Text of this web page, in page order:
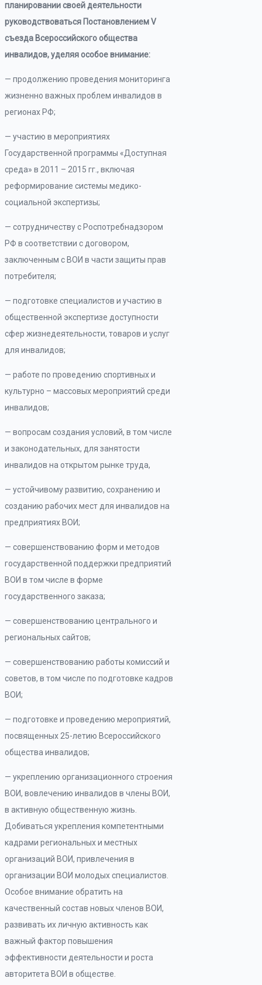
планировании своей деятельности
руководствоваться Постановлением V
съезда Всероссийского общества
инвалидов, уделяя особое внимание:
— продолжению проведения мониторинга
жизненно важных проблем инвалидов в
регионах РФ;
— участию в мероприятиях
Государственной программы «Доступная
среда» в 2011 – 2015 гг., включая
реформирование системы медико-
социальной экспертизы;
— сотрудничеству с Роспотребнадзором
РФ в соответствии с договором,
заключенным с ВОИ в части защиты прав
потребителя;
— подготовке специалистов и участию в
общественной экспертизе доступности
сфер жизнедеятельности, товаров и услуг
для инвалидов;
— работе по проведению спортивных и
культурно – массовых мероприятий среди
инвалидов;
— вопросам создания условий, в том числе
и законодательных, для занятости
инвалидов на открытом рынке труда,
— устойчивому развитию, сохранению и
созданию рабочих мест для инвалидов на
предприятиях ВОИ;
— совершенствованию форм и методов
государственной поддержки предприятий
ВОИ в том числе в форме
государственного заказа;
— совершенствованию центрального и
региональных сайтов;
— совершенствованию работы комиссий и
советов, в том числе по подготовке кадров
ВОИ;
— подготовке и проведению мероприятий,
посвященных 25-летию Всероссийского
общества инвалидов;
— укреплению организационного строения
ВОИ, вовлечению инвалидов в члены ВОИ,
в активную общественную жизнь.
Добиваться укрепления компетентными
кадрами региональных и местных
организаций ВОИ, привлечения в
организации ВОИ молодых специалистов.
Особое внимание обратить на
качественный состав новых членов ВОИ,
развивать их личную активность как
важный фактор повышения
эффективности деятельности и роста
авторитета ВОИ в обществе.